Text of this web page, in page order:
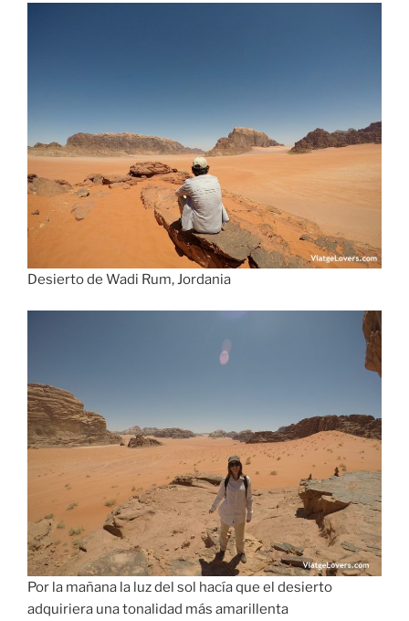
Desierto de Wadi Rum, Jordania
Por la mañana la luz del sol hacía que el desierto
adquiriera una tonalidad más amarillenta